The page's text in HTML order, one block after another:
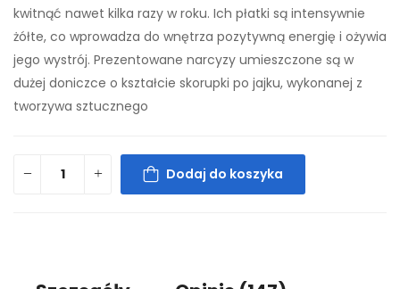
kwitnąć nawet kilka razy w roku. Ich płatki są intensywnie
żółte, co wprowadza do wnętrza pozytywną energię i ożywia
jego wystrój. Prezentowane narcyzy umieszczone są w
dużej doniczce o kształcie skorupki po jajku, wykonanej z
tworzywa sztucznego
Dodaj do koszyka